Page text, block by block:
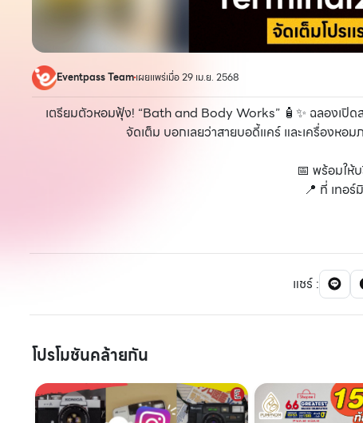
Eventpass Teamเผยแพร่เมื่อ 29 เม.ย. 2568
เตรียมตัวหอมฟุ้ง! “Bath and Body Works” 🧴✨ ฉลองเปิด
จัดเต็ม บอกเลยว่าสายบอดี้แคร์ และเครื่องห
📅 พร้อมให้
📍 ที่ เทอ
แชร์:
โปรโมชันคล้ายกัน